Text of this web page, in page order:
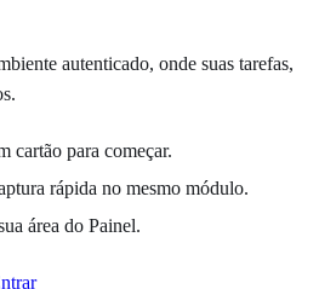
autenticado, onde suas tarefas,
cartão para começar.
rápida no mesmo módulo.
área do Painel.